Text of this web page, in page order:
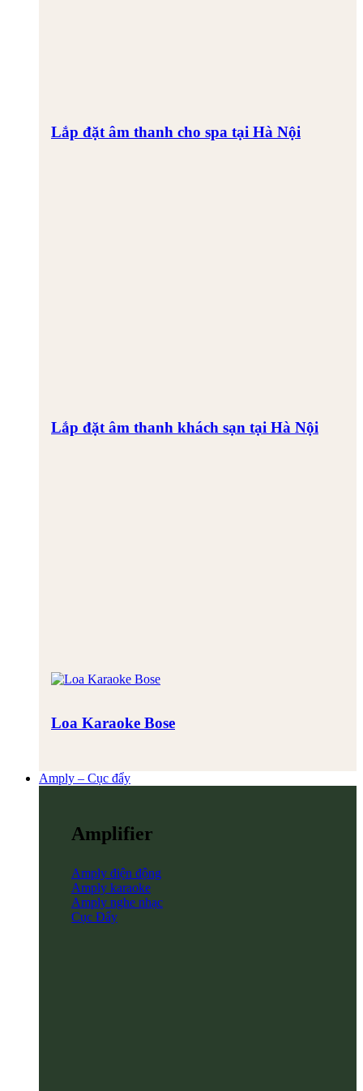
Lắp đặt âm thanh cho spa tại Hà Nội
Lắp đặt âm thanh khách sạn tại Hà Nội
Loa Karaoke Bose
Amply – Cục đẩy
Amplifier
Amply điện động
Amply karaoke
Amply nghe nhạc
Cục Đẩy